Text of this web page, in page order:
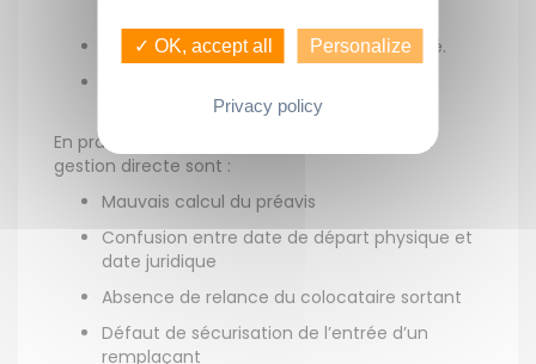
Un congé mal notifié peut être contesté.
conditions prévues par la loi.
En pratique, les erreurs les plus fréquentes en
gestion directe sont :
Mauvais calcul du préavis
Confusion entre date de départ physique et
date juridique
Absence de relance du colocataire sortant
Défaut de sécurisation de l’entrée d’un
remplaçant
✓ OK, accept all Personalize
Privacy policy